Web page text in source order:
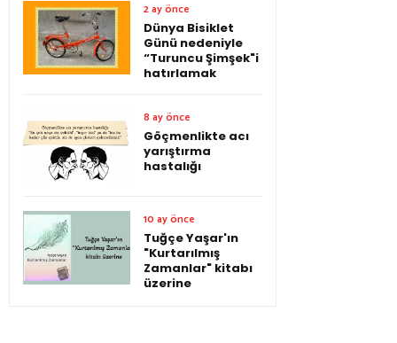
2 ay önce
Dünya Bisiklet
Günü nedeniyle
“Turuncu Şimşek"i
hatırlamak
8 ay önce
Göçmenlikte acı
yarıştırma
hastalığı
10 ay önce
Tuğçe Yaşar'ın
"Kurtarılmış
Zamanlar" kitabı
üzerine